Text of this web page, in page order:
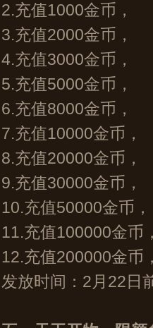
2.充值1000金币，
3.充值2000金币，
4.充值3000金币，
5.充值5000金币，
6.充值8000金币，
7.充值10000金币
8.充值20000金币，
9.充值30000金币，
10.充值50000金币
11.充值100000金币
12.充值200000金币
发放时间：2月22日